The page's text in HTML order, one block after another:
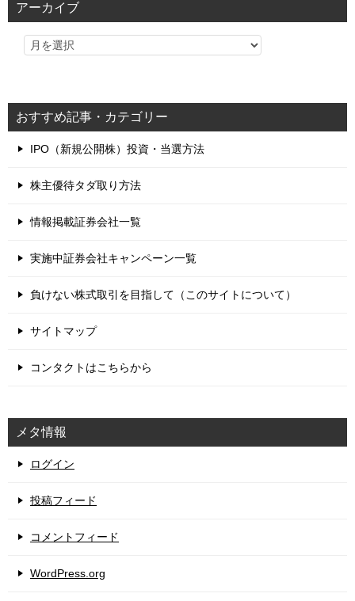
アーカイブ
おすすめ記事・カテゴリー
IPO（新規公開株）投資・当選方法
株主優待タダ取り方法
情報掲載証券会社一覧
実施中証券会社キャンペーン一覧
負けない株式取引を目指して（このサイトについて）
サイトマップ
コンタクトはこちらから
メタ情報
ログイン
投稿フィード
コメントフィード
WordPress.org